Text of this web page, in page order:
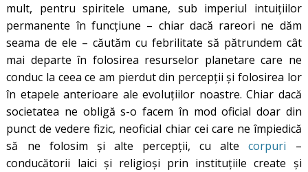
mult, pentru spiritele umane, sub imperiul intuiţiilor
permanente în funcţiune – chiar dacă rareori ne dăm
seama de ele – căutăm cu febrilitate să pătrundem cât
mai departe în folosirea resurselor planetare care ne
conduc la ceea ce am pierdut din percepţii şi folosirea lor
în etapele anterioare ale evoluţiilor noastre. Chiar dacă
societatea ne obligă s-o facem în mod oficial doar din
punct de vedere fizic, neoficial chiar cei care ne împiedică
să ne folosim şi alte percepţii, cu altecorpuri –
conducătorii laici şi religioşi prin instituţiile create şi